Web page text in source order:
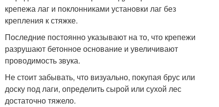
крепежа лаг и поклонниками установки лаг без
крепления к стяжке.
Последние постоянно указывают на то, что крепежи
разрушают бетонное основание и увеличивают
проводимость звука.
Не стоит забывать, что визуально, покупая брус или
доску под лаги, определить сырой или сухой лес
достаточно тяжело.